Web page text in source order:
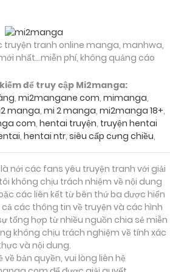
truyện tranh online manga, manhwa,
nhất...miễn phí, không quảng cáo
để truy cập Mi2manga:
, mi2mangane com, mimanga,
manga, mi 2 manga, mi2manga 18+,
com, hentai truyện, truyện hentai
, hentai ntr, siêu cấp cưng chiều,
nới các fans yêu truyện tranh với giải
không chịu trách nhiệm về nội dung
các liên kết từ bên thứ ba được hiển
các thông tin về truyện và các hình
tổng hợp từ nhiều nguồn chia sẻ miễn
không chịu trách nghiệm về tính xác
và nội dung.
về bản quyền, vui lòng liên hệ